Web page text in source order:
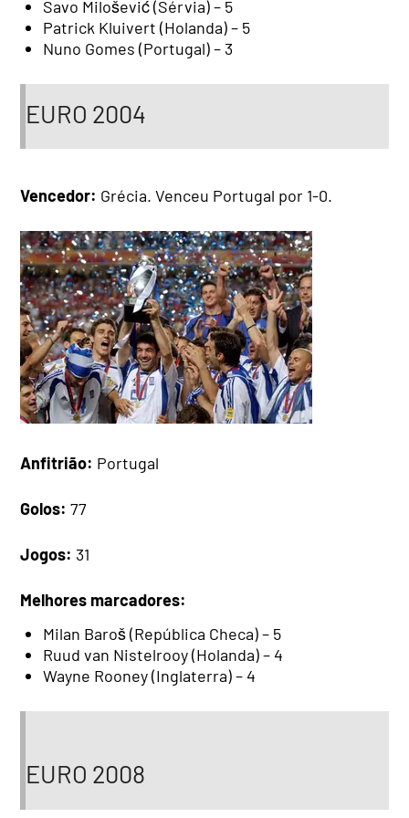
Savo Milošević (Sérvia) – 5
Patrick Kluivert (Holanda) – 5
Nuno Gomes (Portugal) – 3
EURO 2004
Vencedor: Grécia. Venceu Portugal por 1-0.
Anfitrião: Portugal
Golos: 77
Jogos: 31
Melhores marcadores:
Milan Baroš (República Checa) – 5
Ruud van Nistelrooy (Holanda) – 4
Wayne Rooney (Inglaterra) – 4
EURO 2008